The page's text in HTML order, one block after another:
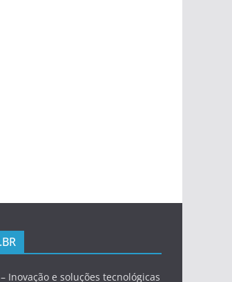
Inovação e soluções tecnológicas